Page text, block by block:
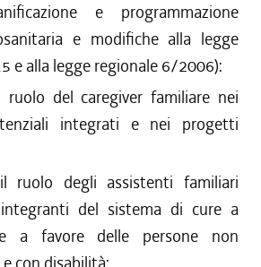
e programmazione
e modifiche alla legge
e alla legge regionale 6/2006):
ruolo del caregiver familiare nei
integrati e nei progetti
ruolo degli assistenti familiari
del sistema di cure a
a favore delle persone non